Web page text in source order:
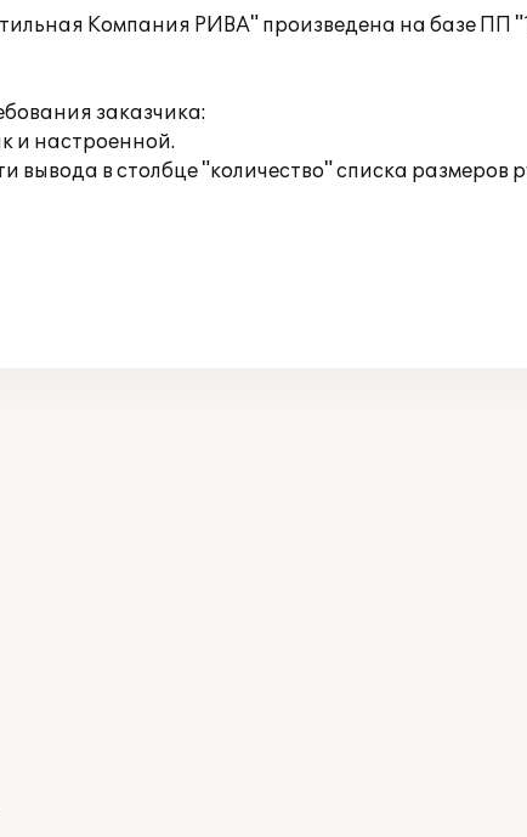
Компания РИВА" произведена на базе ПП
заказчика:
и настроенной.
в столбце "количество" списка размеров